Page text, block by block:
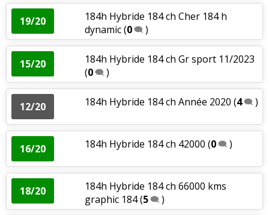
19/20
184h Hybride 184 ch Cher 184 h
dynamic(0 )
15/20
184h Hybride 184 ch Gr sport 11/2023
(0 )
12/20 184h Hybride 184 ch Année 2020 (4 )
16/20 184h Hybride 184 ch 42000 (0 )
18/20
184h Hybride 184 ch 66000 kms
graphic 184(5 )